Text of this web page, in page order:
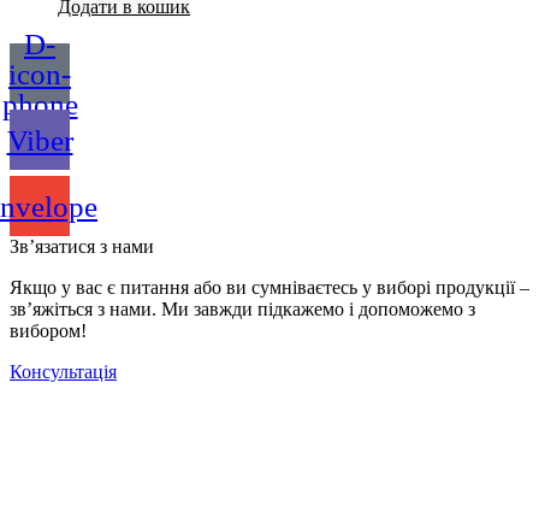
Додати в кошик
D-
icon-
phone
Viber
Зв’язатися з нами
Якщо у вас є питання або ви сумніваєтесь у виборі продукції –
зв’яжіться з нами. Ми завжди підкажемо і допоможемо з
вибором!
Консультація